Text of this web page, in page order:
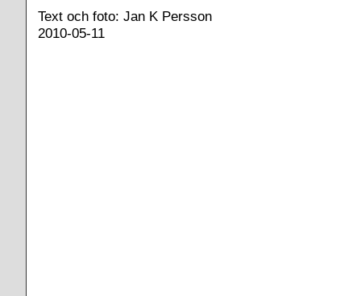
Text och foto: Jan K Persson
2010-05-11